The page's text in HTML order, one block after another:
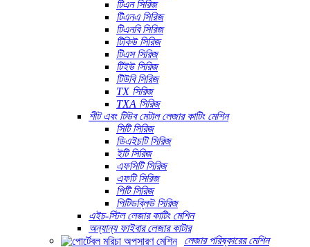
টিএন সিরিজ
টিএনএ সিরিজ
টিএনবি সিরিজ
টিকিউ সিরিজ
টিএস সিরিজ
টিইউ সিরিজ
টিউবি সিরিজ
TX সিরিজ
TXA সিরিজ
শীট এবং টিউব মেটাল লেজার কাটিং মেশিন
সিটি সিরিজ
ডিএইচটি সিরিজ
ইটি সিরিজ
এফসিটি সিরিজ
এফটি সিরিজ
পিটি সিরিজ
পিটিডব্লিউ সিরিজ
এইচ-স্টিল লেজার কাটিং মেশিন
অন্যান্য ফাইবার লেজার কাটার
লেজার পরিষ্কারের মেশিন